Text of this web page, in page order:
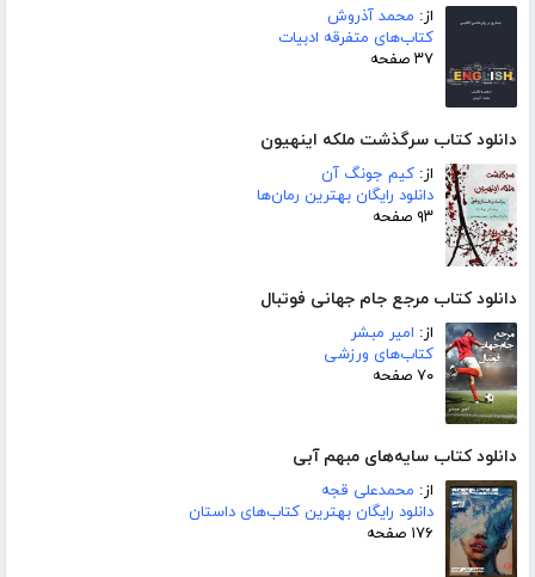
از: محمد آذروش
کتاب‌های متفرقه ادبیات
۳۷ صفحه
دانلود کتاب سرگذشت ملکه اینهیون
از: کیم جونگ آن
دانلود رایگان بهترین رمان‌ها
۹۳ صفحه
دانلود کتاب مرجع جام جهانی فوتبال
از: امیر مبشر
کتاب‌های ورزشی
۷۰ صفحه
دانلود کتاب سایه‌های مبهم آبی
از: محمدعلی قجه
دانلود رایگان بهترین کتاب‌های داستان
۱۷۶ صفحه